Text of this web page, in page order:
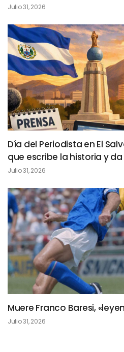
Julio 31, 2026
Día del Periodista en El
que escribe la historia y
Julio 31, 2026
Muere Franco Baresi,
Julio 31, 2026